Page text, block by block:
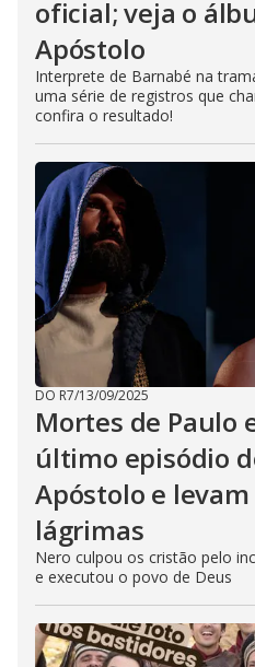
oficial; veja o
Apóstolo
Interprete de Barnabé na
uma série de registros que
confira o resultado!
DO R7/13/09/2025
Mortes de Paulo
último episódio
Apóstolo e
lágrimas
Nero culpou os cristão pelo
e executou o povo de Deus